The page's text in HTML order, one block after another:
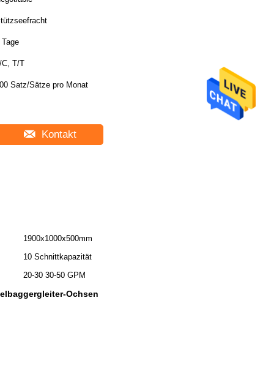
Tage
C, T/T
Satz/Sätze pro Monat
Kontakt
1900x1000x500mm
10 Schnittkapazität
20-30 30-50 GPM
Ochsen